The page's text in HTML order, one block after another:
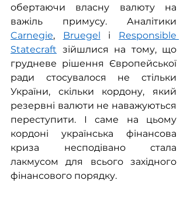
обертаючи власну валюту на
Carnegie, Bruegel і Responsible
Statecraft зійшлися на тому, що
грудневе рішення Європейської
ради стосувалося не стільки
України, скільки кордону, який
резервні валюти не наважуються
переступити. І саме на цьому
кордоні українська фінансова
криза несподівано стала
лакмусом для всього західного
фінансового порядку.